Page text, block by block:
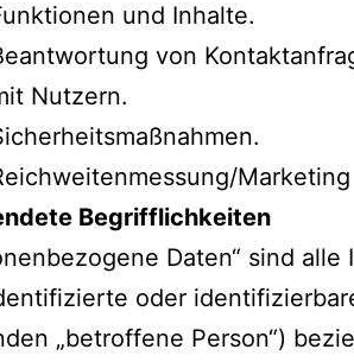
und Inhalte.
von
Nutzern.
Marketing
Begrifflichkeiten
Daten“ sind
oder
„betroffene Person“)